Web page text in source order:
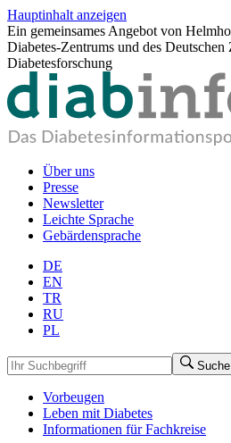
Hauptinhalt anzeigen
Ein gemeinsames Angebot von
Diabetes-Zentrums und des Deutschen
Diabetesforschung
Über uns
Presse
Newsletter
Leichte Sprache
Gebärdensprache
DE
EN
TR
RU
PL
Suche
Vorbeugen
Leben mit Diabetes
Informationen für Fachkreise